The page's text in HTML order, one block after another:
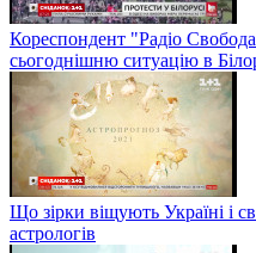
Кореспондент "Радіо
сьогоднішню ситуацію в
Що зірки віщують Україні і
астрологів